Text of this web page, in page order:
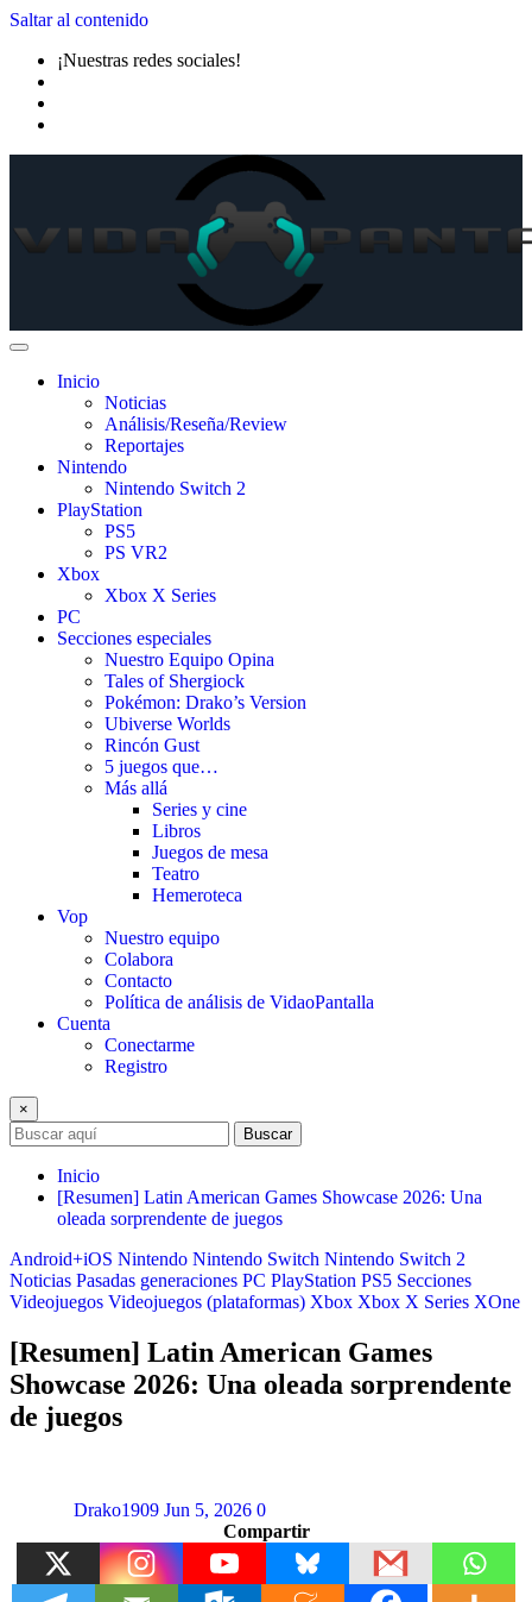
Saltar al contenido
¡Nuestras redes sociales!
Inicio
Noticias
Análisis/Reseña/Review
Reportajes
Nintendo
Nintendo Switch 2
PlayStation
PS5
PS VR2
Xbox
Xbox X Series
PC
Secciones especiales
Nuestro Equipo Opina
Tales of Shergiock
Pokémon: Drako’s Version
Ubiverse Worlds
Rincón Gust
5 juegos que…
Más allá
Series y cine
Libros
Juegos de mesa
Teatro
Hemeroteca
Vop
Nuestro equipo
Colabora
Contacto
Política de análisis de VidaoPantalla
Cuenta
Conectarme
Registro
×
Buscar
Inicio
[Resumen] Latin American Games Showcase 2026: Una
oleada sorprendente de juegos
Android+iOS Nintendo Nintendo Switch Nintendo Switch 2
Noticias Pasadas generaciones PC PlayStation PS5 Secciones
Videojuegos Videojuegos (plataformas) Xbox Xbox X Series XOne
[Resumen] Latin American Games
Showcase 2026: Una oleada sorprendente
de juegos
Drako1909 Jun 5, 2026 0
Compartir